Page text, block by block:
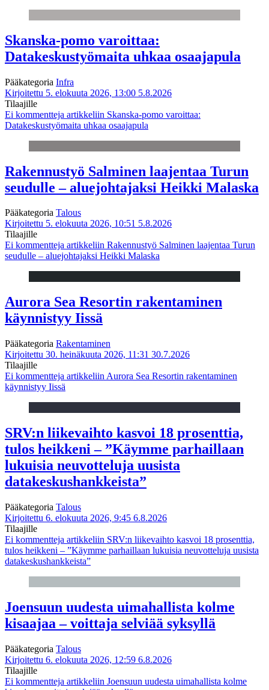
Skanska-pomo varoittaa:
Datakeskustyömaita uhkaa osaajapula
Pääkategoria Infra
Kirjoitettu 5. elokuuta 2026, 13:00 5.8.2026
Tilaajille
Ei kommentteja artikkeliin Skanska-pomo varoittaa:
Datakeskustyömaita uhkaa osaajapula
Rakennustyö Salminen laajentaa Turun
seudulle – aluejohtajaksi Heikki Malaska
Pääkategoria Talous
Kirjoitettu 5. elokuuta 2026, 10:51 5.8.2026
Tilaajille
Ei kommentteja artikkeliin Rakennustyö Salminen laajentaa Turun
seudulle – aluejohtajaksi Heikki Malaska
Aurora Sea Resortin rakentaminen
käynnistyy Iissä
Pääkategoria Rakentaminen
Kirjoitettu 30. heinäkuuta 2026, 11:31 30.7.2026
Tilaajille
Ei kommentteja artikkeliin Aurora Sea Resortin rakentaminen
käynnistyy Iissä
SRV:n liikevaihto kasvoi 18 prosenttia,
tulos heikkeni – ”Käymme parhaillaan
lukuisia neuvotteluja uusista
datakeskushankkeista”
Pääkategoria Talous
Kirjoitettu 6. elokuuta 2026, 9:45 6.8.2026
Tilaajille
Ei kommentteja artikkeliin SRV:n liikevaihto kasvoi 18 prosenttia,
tulos heikkeni – ”Käymme parhaillaan lukuisia neuvotteluja uusista
datakeskushankkeista”
Joensuun uudesta uimahallista kolme
kisaajaa – voittaja selviää syksyllä
Pääkategoria Talous
Kirjoitettu 6. elokuuta 2026, 12:59 6.8.2026
Tilaajille
Ei kommentteja artikkeliin Joensuun uudesta uimahallista kolme